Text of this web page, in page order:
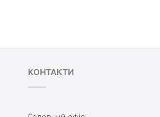
КОНТАКТИ